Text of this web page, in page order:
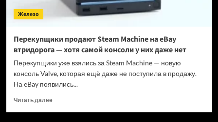
цены
Железо
Перекупщики продают Steam Machine на eBay
втридорога — хотя самой консоли у них даже нет
Перекупщики уже взялись за Steam Machine — новую
консоль Valve, которая ещё даже не поступила в продажу.
На eBay появились...
Читать далееПрочитать